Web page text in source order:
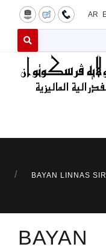
AR
for results.
BAYAN LINNAS